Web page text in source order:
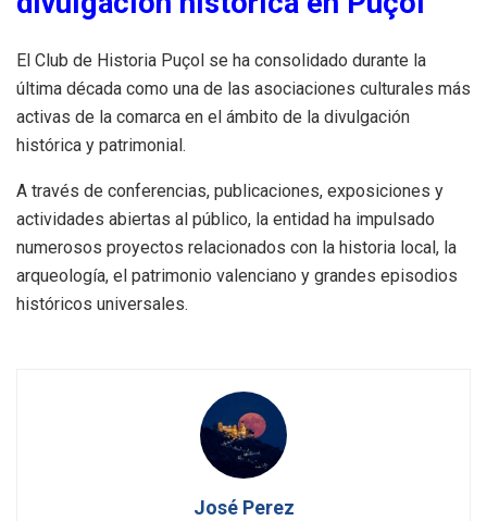
El Club de Historia Puçol se ha consolidado durante la
última década como una de las asociaciones culturales más
activas de la comarca en el ámbito de la divulgación
histórica y patrimonial.
A través de conferencias, publicaciones, exposiciones y
actividades abiertas al público, la entidad ha impulsado
numerosos proyectos relacionados con la historia local, la
arqueología, el patrimonio valenciano y grandes episodios
históricos universales.
José Perez